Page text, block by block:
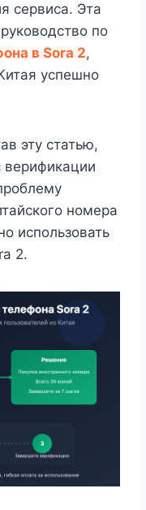
сервиса. Эта
по
в Sora 2,
успешно
эту статью,
верификации
номера
использовать
2.